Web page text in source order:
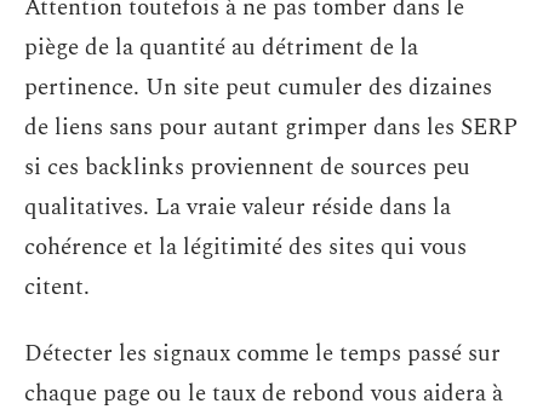
Attention toutefois à ne pas tomber dans le
piège de la quantité au détriment de la
pertinence. Un site peut cumuler des dizaines
de liens sans pour autant grimper dans les SERP
si ces backlinks proviennent de sources peu
qualitatives. La vraie valeur réside dans la
cohérence et la légitimité des sites qui vous
citent.
Détecter les signaux comme le temps passé sur
chaque page ou le taux de rebond vous aidera à